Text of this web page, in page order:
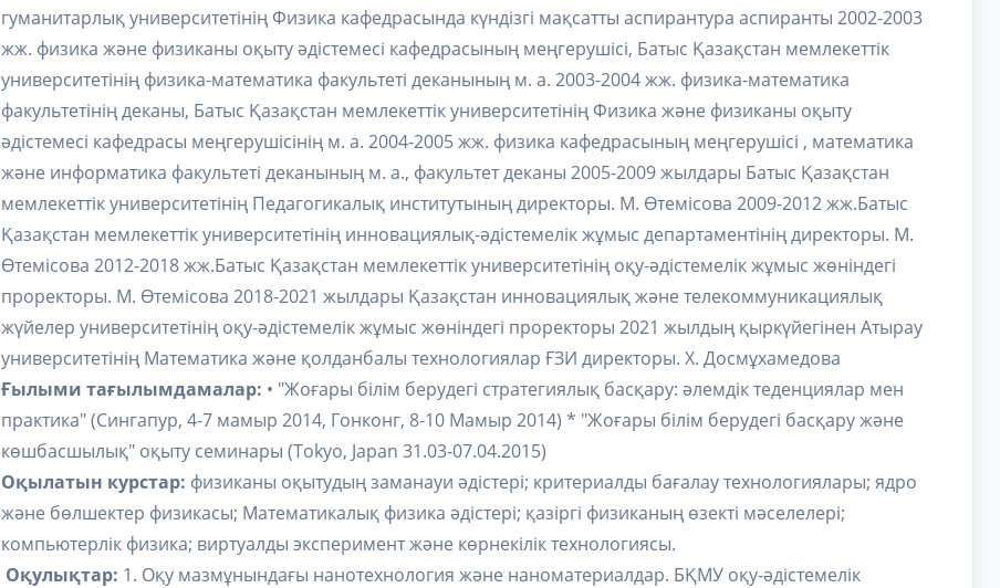
гуманитарлық университетінің Физика кафедрасында күндізгі мақсатты аспирантура аспиранты 2002-2003
жж. физика және физиканы оқыту әдістемесі кафедрасының меңгерушісі, Батыс Қазақстан мемлекеттік
университетінің физика-математика факультеті деканының м. а. 2003-2004 жж. физика-математика
факультетінің деканы, Батыс Қазақстан мемлекеттік университетінің Физика және физиканы оқыту
әдістемесі кафедрасы меңгерушісінің м. а. 2004-2005 жж. физика кафедрасының меңгерушісі , математика
және информатика факультеті деканының м. а., факультет деканы 2005-2009 жылдары Батыс Қазақстан
мемлекеттік университетінің Педагогикалық институтының директоры. М. Өтемісова 2009-2012 жж.Батыс
Қазақстан мемлекеттік университетінің инновациялық-әдістемелік жұмыс департаментінің директоры. М.
Өтемісова 2012-2018 жж.Батыс Қазақстан мемлекеттік университетінің оқу-әдістемелік жұмыс жөніндегі
проректоры. М. Өтемісова 2018-2021 жылдары Қазақстан инновациялық және телекоммуникациялық
жүйелер университетінің оқу-әдістемелік жұмыс жөніндегі проректоры 2021 жылдың қыркүйегінен Атырау
университетінің Математика және қолданбалы технологиялар ҒЗИ директоры. Х. Досмұхамедова
Ғылыми тағылымдамалар: • "Жоғары білім берудегі стратегиялық басқару: әлемдік теденциялар мен
практика" (Сингапур, 4-7 мамыр 2014, Гонконг, 8-10 Мамыр 2014) * "Жоғары білім берудегі басқару және
көшбасшылық" оқыту семинары (Tokyo, Japan 31.03-07.04.2015)
Оқылатын курстар: физиканы оқытудың заманауи әдістері; критериалды бағалау технологиялары; ядро
және бөлшектер физикасы; Математикалық физика әдістері; қазіргі физиканың өзекті мәселелері;
компьютерлік физика; виртуалды эксперимент және көрнекілік технологиясы.
Оқулықтар: 1. Оқу мазмұнындағы нанотехнология және наноматериалдар. БҚМУ оқу-әдістемелік